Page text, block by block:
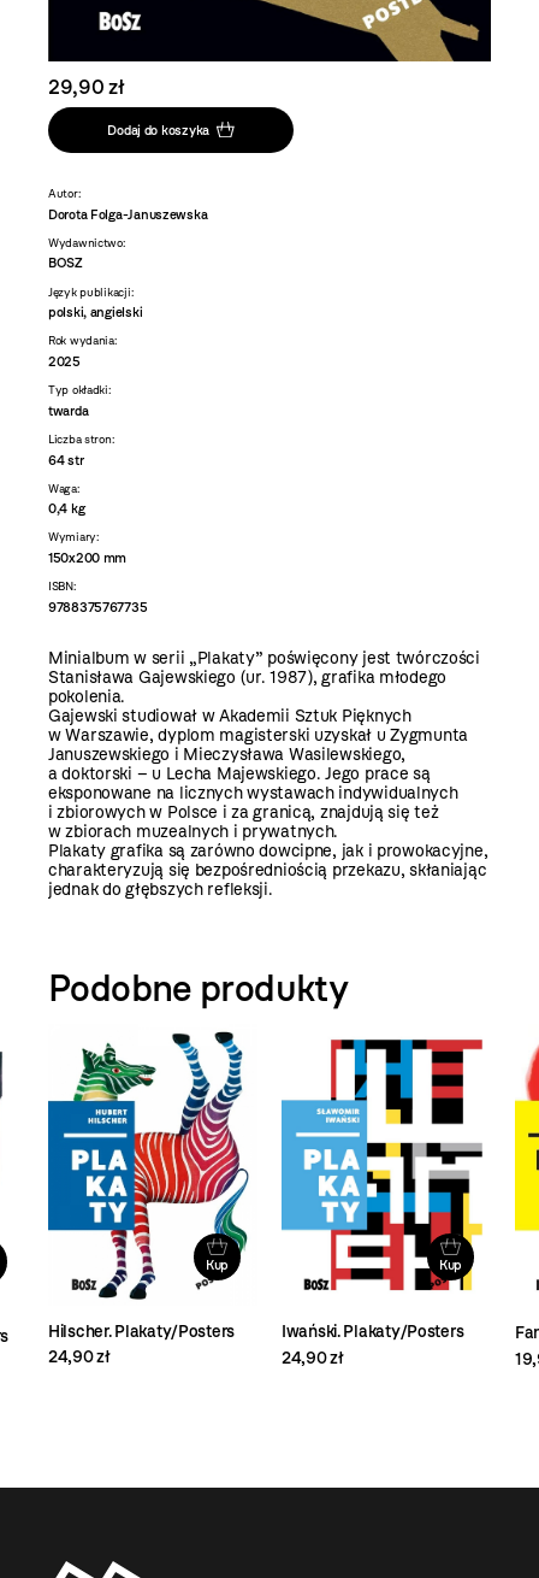
29,90 zł
Dodaj do koszyka
Autor:
Dorota Folga-Januszewska
Wydawnictwo:
BOSZ
Język publikacji:
polski, angielski
Rok wydania:
2025
Typ okładki:
twarda
Liczba stron:
64 str
Waga:
0,4 kg
Wymiary:
150x200 mm
ISBN:
9788375767735
Minialbum w serii „Plakaty” poświęcony jest twórczości
Stanisława Gajewskiego (ur. 1987), grafika młodego
pokolenia.
Gajewski studiował w Akademii Sztuk Pięknych
w Warszawie, dyplom magisterski uzyskał u Zygmunta
Januszewskiego i Mieczysława Wasilewskiego,
a doktorski – u Lecha Majewskiego. Jego prace są
eksponowane na licznych wystawach indywidualnych
i zbiorowych w Polsce i za granicą, znajdują się też
w zbiorach muzealnych i prywatnych.
Plakaty grafika są zarówno dowcipne, jak i prowokacyjne,
charakteryzują się bezpośredniością przekazu, skłaniając
jednak do głębszych refleksji.
Podobne produkty
Kup
Hilscher. Plakaty/Posters
24,90 zł
Kup
Iwański. Plakaty/Posters
24,90 zł